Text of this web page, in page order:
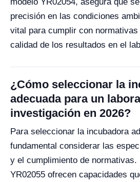
precisión en las condiciones
vital para cumplir con
calidad de los resultados en el
¿Cómo seleccionar la
adecuada para un
investigación en 2026?
Para seleccionar la incubadora
fundamental considerar las
y el cumplimiento de normativas.
YR02055 ofrecen capacidades